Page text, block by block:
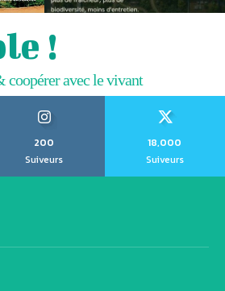
!
coopérer avec le vivant
200
Suiveurs
18,000
Suiveurs